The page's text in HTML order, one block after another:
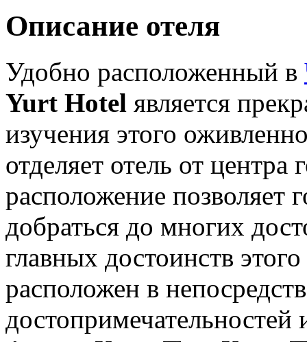
Описание отеля
Удобно расположенный в
Yurt Hotel является
изучения этого
отделяет отель от центра
расположение позволяет
добраться до многих
главных достоинств
расположен в